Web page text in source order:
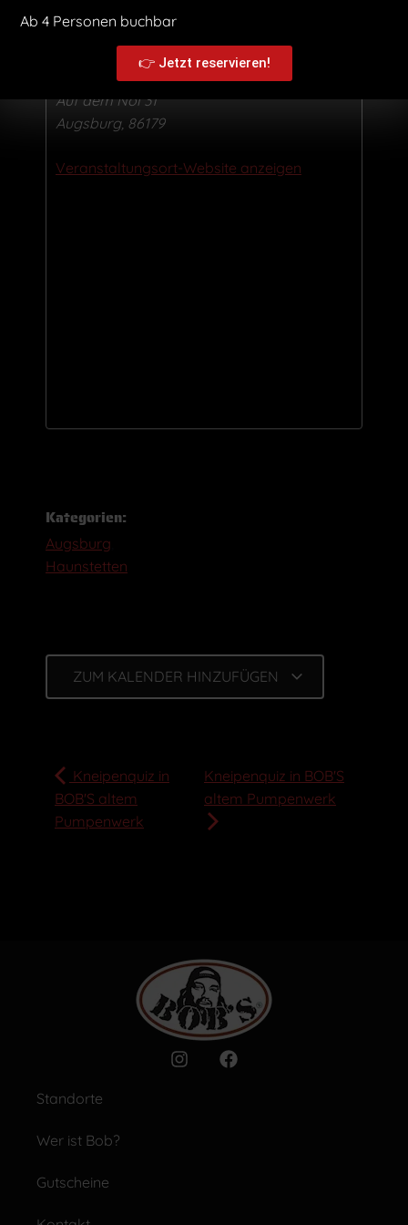
BOB’S Fast & Slowfood
Haunstetten
Auf dem Nol 31
Augsburg, 86179
Veranstaltungsort-Website anzeigen
Kategorien:
Augsburg
Haunstetten
ZUM KALENDER HINZUFÜGEN
Kneipenquiz in
BOB'S altem
Pumpenwerk
Kneipenquiz in BOB'S
altem Pumpenwerk
Standorte
Wer ist Bob?
Gutscheine
Ab 4 Personen buchbar
👉 Jetzt reservieren!